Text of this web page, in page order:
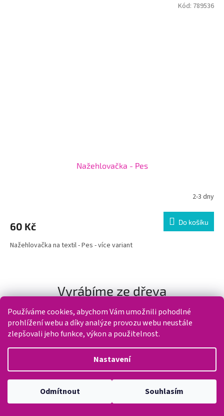
Používáme cookies, abychom Vám umožnili pohodlné
prohlížení webu a díky analýze provozu webu neustále
zlepšovali jeho funkce, výkon a použitelnost.
Nastavení
Odmítnout Souhlasím
Nažehlovačka - Pes
2-3 dny
60 Kč Do košíku
Nažehlovačka na textil - Pes - více variant
Kód: 789536
Vyrábíme ze dřeva
Tip Kód:83974/NAT